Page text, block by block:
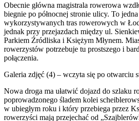
Obecnie główna magistrala rowerowa
biegnie po północnej stronie ulicy. To
wykorzystywanych tras rowerowych w
jednak przy przejazdach między ul.
Parkiem Źródliska i Księżym Młynem.
rowerzystów potrzebuje tu prostszego i
połączenia.
Galeria zdjęć (4) – wczyta się po otwarciu
Nowa droga ma ułatwić dojazd do szlaku
poprowadzonego śladem kolei
w ubiegłym roku i który przebiega przez
rowerzyści mają przejechać od